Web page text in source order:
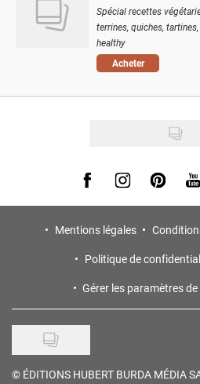
Spécial recettes
terrines, quiches,
healthy
Acheter
Visit us on Facebook
Visit us onVisit us on
Mentions légales
Politique de
Gérer les paramètres
© ÉDITIONS HUBERT BURDA MÉDIA